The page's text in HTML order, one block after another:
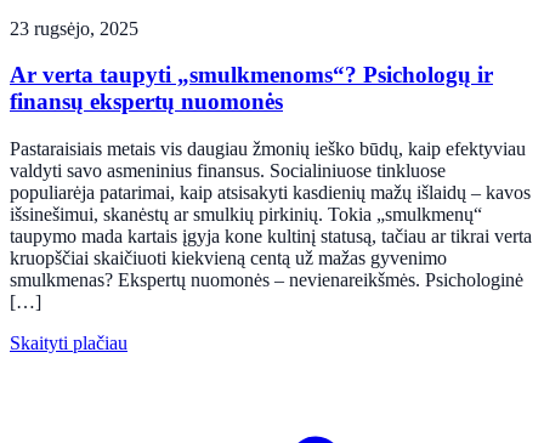
23 rugsėjo, 2025
Ar verta taupyti „smulkmenoms“? Psichologų ir
finansų ekspertų nuomonės
Pastaraisiais metais vis daugiau žmonių ieško būdų, kaip efektyviau
valdyti savo asmeninius finansus. Socialiniuose tinkluose
populiarėja patarimai, kaip atsisakyti kasdienių mažų išlaidų – kavos
išsinešimui, skanėstų ar smulkių pirkinių. Tokia „smulkmenų“
taupymo mada kartais įgyja kone kultinį statusą, tačiau ar tikrai verta
kruopščiai skaičiuoti kiekvieną centą už mažas gyvenimo
smulkmenas? Ekspertų nuomonės – nevienareikšmės. Psichologinė
[…]
Skaityti plačiau